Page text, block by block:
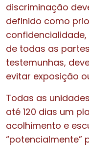
discriminação
definido como
de todas as
testemunhas,
evitar exposição
Todas as
até 120 dias um
acolhimento e
“potencialmente”